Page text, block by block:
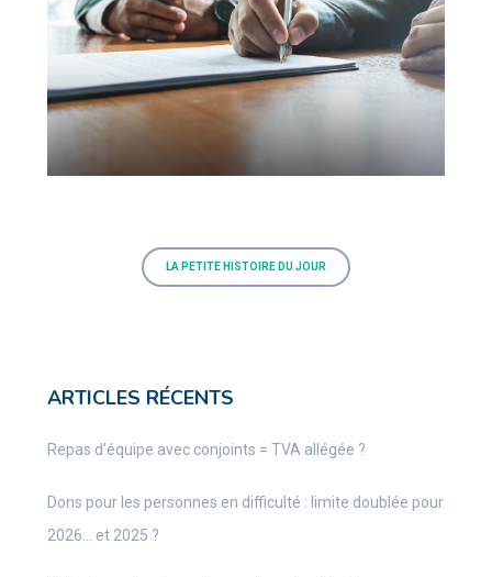
LA PETITE HISTOIRE DU JOUR
ARTICLES RÉCENTS
Repas d’équipe avec conjoints = TVA allégée ?
Dons pour les personnes en difficulté : limite doublée pour
2026… et 2025 ?